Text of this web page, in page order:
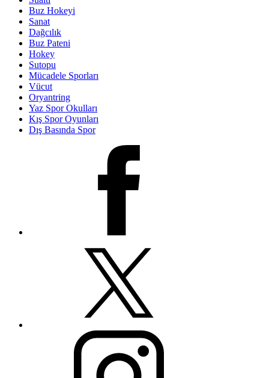
Buz Hokeyi
Sanat
Dağcılık
Buz Pateni
Hokey
Sutopu
Mücadele Sporları
Vücut
Oryantring
Yaz Spor Okulları
Kış Spor Oyunları
Dış Basında Spor